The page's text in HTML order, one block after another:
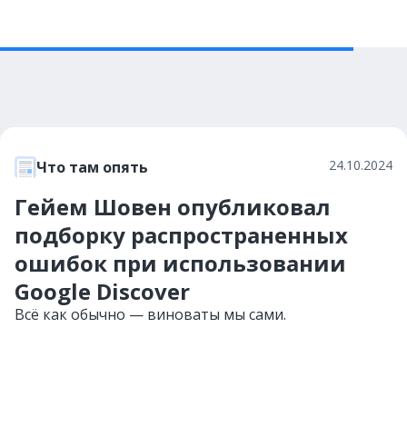
Что там опять 24.10.2024
Гейем Шовен опубликовал
подборку распространенных
ошибок при использовании
Google Discover
Всё как обычно — виноваты мы сами.